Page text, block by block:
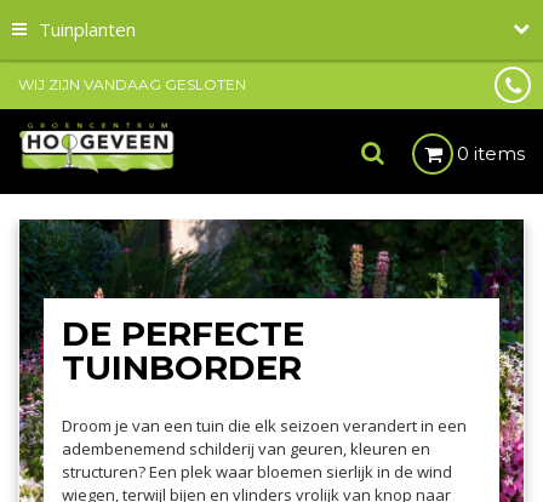
Tuinplanten
WIJ ZIJN VANDAAG GESLOTEN
0 items
DE PERFECTE
TUINBORDER
Droom je van een tuin die elk seizoen verandert in een
adembenemend schilderij van geuren, kleuren en
structuren? Een plek waar bloemen sierlijk in de wind
wiegen, terwijl bijen en vlinders vrolijk van knop naar